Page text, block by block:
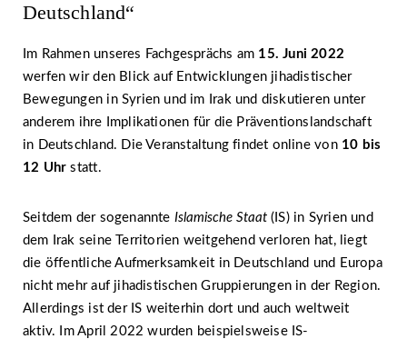
Deutschland“
Im Rahmen unseres Fachgesprächs am 15. Juni 2022
werfen wir den Blick auf Entwicklungen jihadistischer
Bewegungen in Syrien und im Irak und diskutieren unter
anderem ihre Implikationen für die Präventionslandschaft
in Deutschland. Die Veranstaltung findet online von 10 bis
12 Uhr statt.
Seitdem der sogenannte Islamische Staat(IS) in Syrien und
dem Irak seine Territorien weitgehend verloren hat, liegt
die öffentliche Aufmerksamkeit in Deutschland und Europa
nicht mehr auf jihadistischen Gruppierungen in der Region.
Allerdings ist der IS weiterhin dort und auch weltweit
aktiv. Im April 2022 wurden beispielsweise IS-